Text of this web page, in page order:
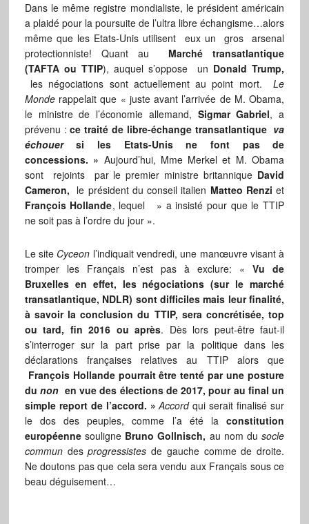
Dans le même registre mondialiste, le président américain
a plaidé pour la poursuite de l’ultra libre échangisme…alors
même que les Etats-Unis utilisent eux un gros arsenal
protectionniste! Quant au
Marché transatlantique
(TAFTA ou TTIP), auquel s’oppose un Donald Trump,
les négociations sont actuellement au point mort.
Le
Monderappelait que « juste avant l’arrivée de M. Obama,
le ministre de l’économie allemand, Sigmar Gabriel, a
prévenu :ce traité de libre-échange transatlantique va
échouersi les Etats-Unis ne font pas de
concessions. » Aujourd’hui, Mme Merkel et M. Obama
sont rejoints par le premier ministre britannique David
Cameron, le président du conseil italien Matteo Renzi et
François Hollande, lequel » a insisté pour que le TTIP
ne soit pas à l’ordre du jour ».
Le site Cyceon l’indiquait vendredi, une manœuvre visant à
tromper les Français n’est pas à exclure: «Vu de
Bruxelles en effet, les négociations (sur le marché
transatlantique, NDLR) sont difficiles mais leur finalité,
à savoir la conclusion du TTIP, sera concrétisée, top
ou tard, fin 2016 ou après. Dès lors peut-être faut-il
s’interroger sur la part prise par la politique dans les
déclarations françaises relatives au TTIP alors que
François Hollande pourrait être tenté par une posture
dunon en vue des élections de 2017, pour au final un
simple report de l’accord. »Accordqui serait finalisé sur
le dos des peuples, comme l’a été la constitution
européennesouligne Bruno Gollnisch, au nom dusocle
commundesprogressistes de gauche comme de droite.
Ne doutons pas que cela sera vendu aux Français sous ce
beau déguisement…